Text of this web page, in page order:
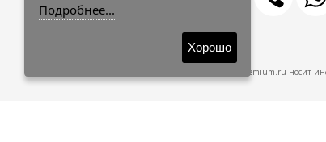
© 2009-2026 Shaik-Premium
Shaik-Premium.ru носит
Подробнее...
Хорошо